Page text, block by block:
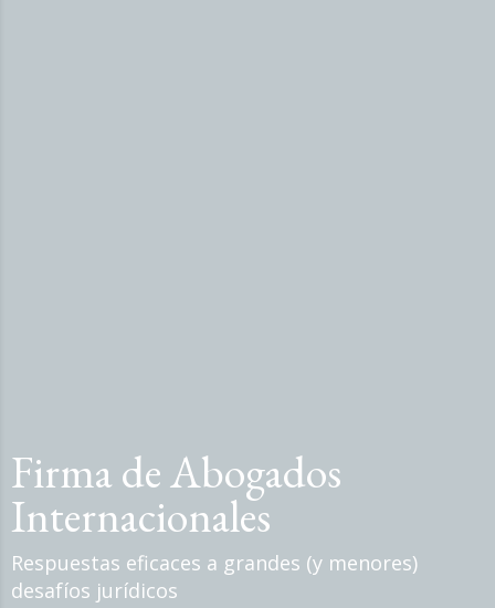
Firma de Abogados
Internacionales
Respuestas eficaces a grandes (y menores)
desafíos jurídicos